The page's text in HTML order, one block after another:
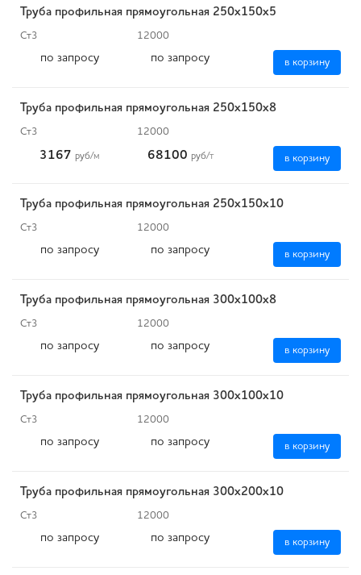
Труба профильная прямоугольная 250х150х5
Ст3 12000
по запросу по запросу в корзину
Труба профильная прямоугольная 250х150х8
Ст3 12000
3167 руб/м 68100 руб/т в корзину
Труба профильная прямоугольная 250х150х10
Ст3 12000
по запросу по запросу в корзину
Труба профильная прямоугольная 300х100х8
Ст3 12000
по запросу по запросу в корзину
Труба профильная прямоугольная 300х100х10
Ст3 12000
по запросу по запросу в корзину
Труба профильная прямоугольная 300х200х10
Ст3 12000
по запросу по запросу в корзину